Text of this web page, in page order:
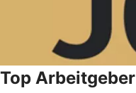
Top Arbeitgeber